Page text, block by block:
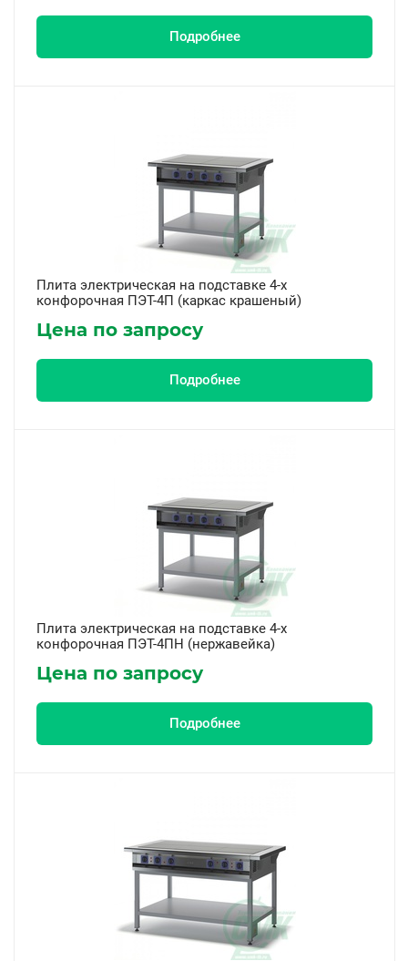
Подробнее
Плита электрическая на подставке 4-х
конфорочная ПЭТ-4П (каркас крашеный)
Цена по запросу
Подробнее
Плита электрическая на подставке 4-х
конфорочная ПЭТ-4ПН (нержавейка)
Цена по запросу
Подробнее